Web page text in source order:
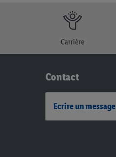
Carrière
Contact
Ecrire un message